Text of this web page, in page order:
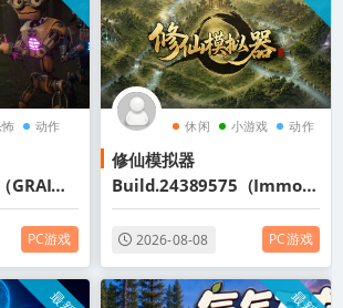
动作
GRAIN
PC游戏
休闲 小游戏 动作
修仙模拟器
Build.24389575（Immort
al Cultivation
Simulator）免安装中文版
2026-08-08 PC游戏